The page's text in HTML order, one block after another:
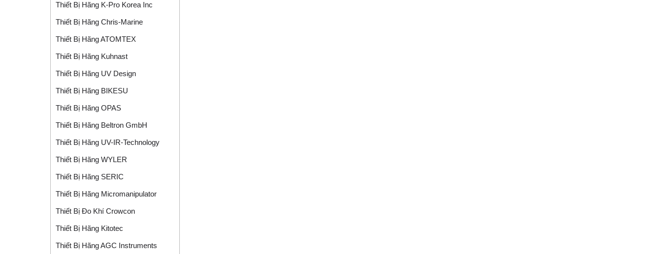
Thiết Bị Hãng K-Pro Korea Inc
Thiết Bị Hãng Chris-Marine
Thiết Bị Hãng ATOMTEX
Thiết Bị Hãng Kuhnast
Thiết Bị Hãng UV Design
Thiết Bị Hãng BIKESU
Thiết Bị Hãng OPAS
Thiết Bị Hãng Beltron GmbH
Thiết Bị Hãng UV-IR-Technology
Thiết Bị Hãng WYLER
Thiết Bị Hãng SERIC
Thiết Bị Hãng Micromanipulator
Thiết Bị Đo Khí Crowcon
Thiết Bị Hãng Kitotec
Thiết Bị Hãng AGC Instruments